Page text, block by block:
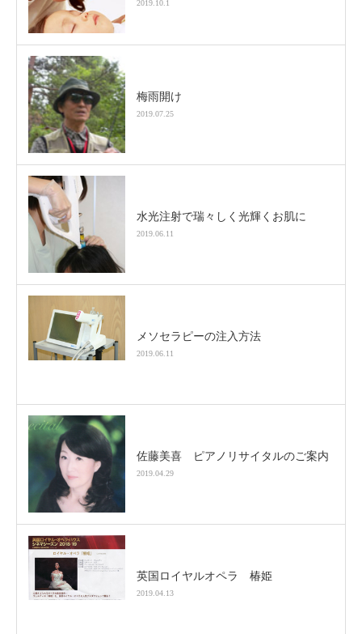
2019.10.1
梅雨開け
2019.07.25
水光注射で瑞々しく光輝くお肌に
2019.06.11
メソセラピーの注入方法
2019.06.11
佐藤美喜 ピアノリサイタルのご案内
2019.04.29
英国ロイヤルオペラ 椿姫
2019.04.13